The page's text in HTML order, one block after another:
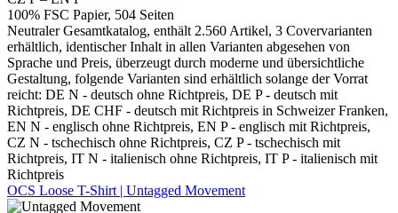
100% FSC Papier, 504 Seiten
Neutraler Gesamtkatalog, enthält 2.560 Artikel, 3 Covervarianten
erhältlich, identischer Inhalt in allen Varianten abgesehen von
Sprache und Preis, überzeugt durch moderne und übersichtliche
Gestaltung, folgende Varianten sind erhältlich solange der Vorrat
reicht: DE N - deutsch ohne Richtpreis, DE P - deutsch mit
Richtpreis, DE CHF - deutsch mit Richtpreis in Schweizer Franken,
EN N - englisch ohne Richtpreis, EN P - englisch mit Richtpreis,
CZ N - tschechisch ohne Richtpreis, CZ P - tschechisch mit
Richtpreis, IT N - italienisch ohne Richtpreis, IT P - italienisch mit
Richtpreis
OCS Loose T-Shirt | Untagged Movement